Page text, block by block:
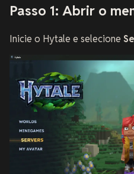
Passo 1: Abrir o
Inicie o Hytale e selecione